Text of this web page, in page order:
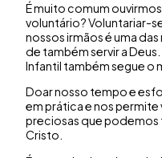
É muito comum
voluntário? Voluntariar-
nossos irmãos é uma
de também servir a
Infantil também segue o
Doar nosso tempo e
em prática e nos permite
preciosas que podemos
Cristo.